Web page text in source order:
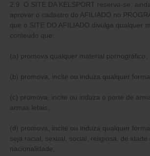
2.9. O SITE DA KELSPORT reserva-se,
aprovar o cadastro do AFILIADO no
que o SITE DO AFILIADO divulga qualquer
conteúdo que:
(a) promova qualquer material pornográfico;
(b) promova, incite ou induza qualquer forma
(c) promova, incite ou induza o porte de
armas letais;
(d) promova, incite ou induza qualquer
seja racial, sexual, social, religiosa, de idade
nacionalidade;